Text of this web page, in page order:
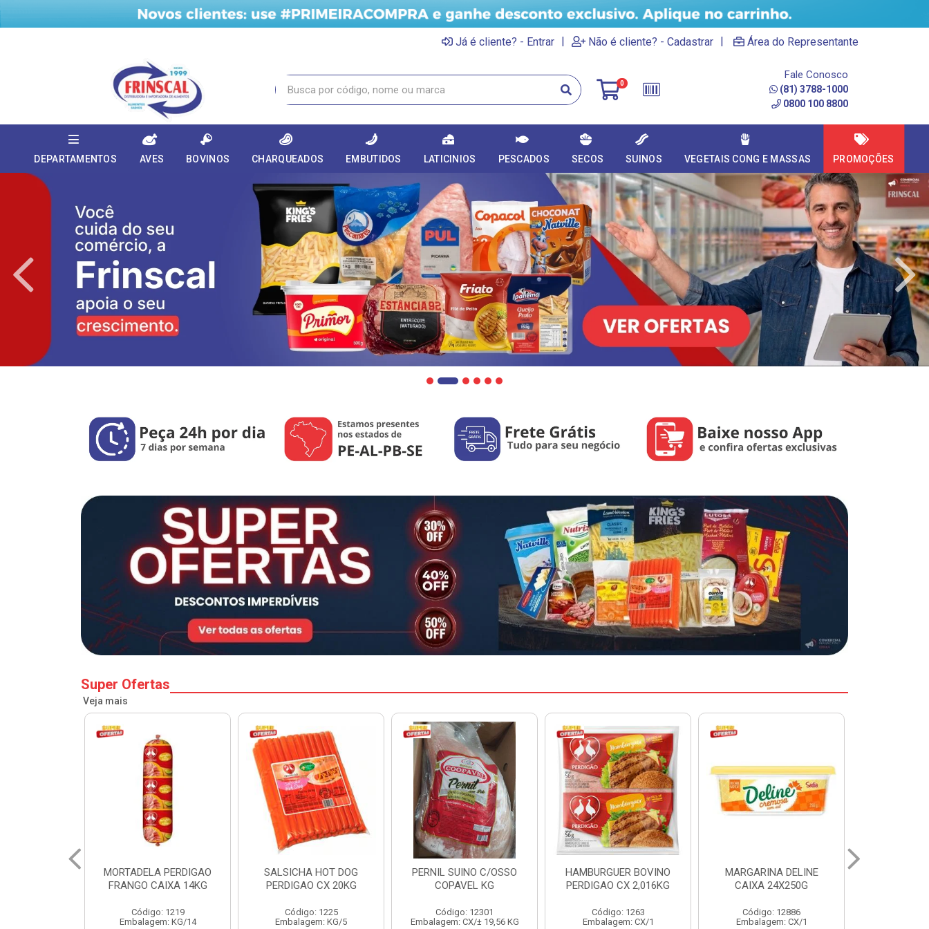
Já é cliente? - Entrar | Não é cliente? - Cadastrar | Área do Representante
0
Fale Conosco
(81) 3788-1000
0800 100 8800
DEPARTAMENTOS AVES BOVINOS CHARQUEADOS EMBUTIDOS LATICINIOS PESCADOS SECOS SUINOS VEGETAIS CONG E MASSAS PROMOÇÕES
Super Ofertas
Veja mais
SALSICHA HOT DOG
PERDIGAO CX 20KG
Código: 1225
Embalagem: KG/5
PERNIL SUINO C/OSSO
COPAVEL KG
Código: 12301
Embalagem: CX/± 19,56 KG
HAMBURGUER BOVINO
PERDIGAO CX 2,016KG
Código: 1263
Embalagem: CX/1
MARGARINA DELINE
CAIXA 24X250G
Código: 12886
Embalagem: CX/1
MARGARINA DELINE
CAIXA 12X500G
Código: 12887
Embalagem: CX/1